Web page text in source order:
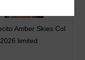
Amber Skies Col
limited